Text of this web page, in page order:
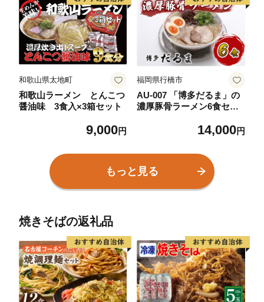
和歌山県太地町
和歌山ラーメン とんこつ
醤油味 3食入×3箱セット
9,000円
福岡県行橋市
AU-007 「博多だるま」の
濃厚豚骨ラーメン6食セッ
14,000円
もっと見る
焼きそばの返礼品